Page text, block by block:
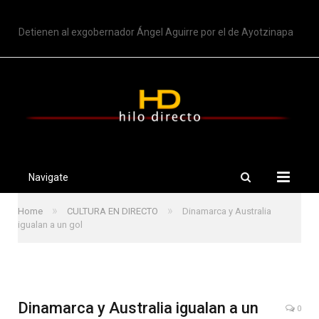
Detienen al exgobernador Ángel Aguirre por el de Ayotzinapa
Navigate
Home » CULTURA EN DIRECTO »
Dinamarca y Australia
igualan a un gol
Dinamarca y Australia igualan a un
0